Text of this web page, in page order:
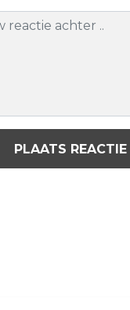
PLAATS REACTIE